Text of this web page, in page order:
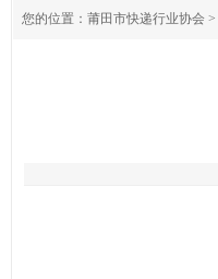
您的位置：莆田市快递行业协会 >